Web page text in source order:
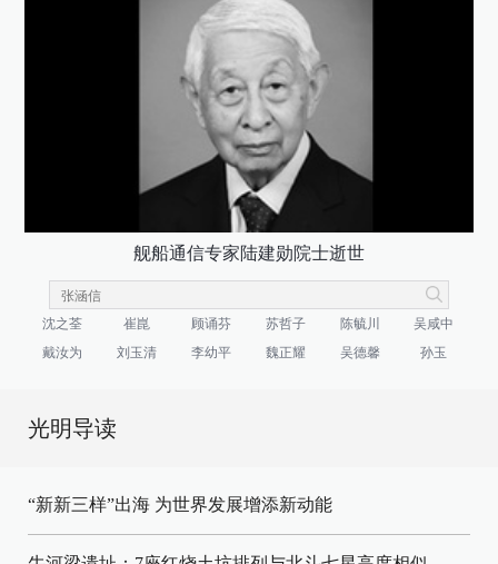
舰船通信专家陆建勋院士逝世
沈之荃 崔崑 顾诵芬 苏哲子 陈毓川
吴咸中
戴汝为
刘玉清 李幼平 魏正耀 吴德馨 孙玉
光明导读
“新新三样”出海 为世界发展增添新动能